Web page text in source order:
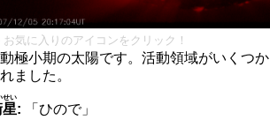
気に入りのアイコンをクリック！
極小期の太陽です。活動領域がいくつか
ました。
せい
:
「ひので」